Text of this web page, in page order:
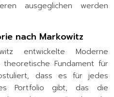
ausgeglichen werden
nach Markowitz
entwickelte Moderne
Fundament für
dass es für jedes
Portfolio gibt, das die